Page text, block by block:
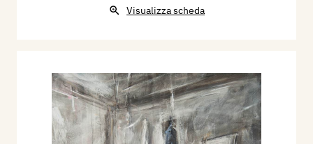
Visualizza scheda